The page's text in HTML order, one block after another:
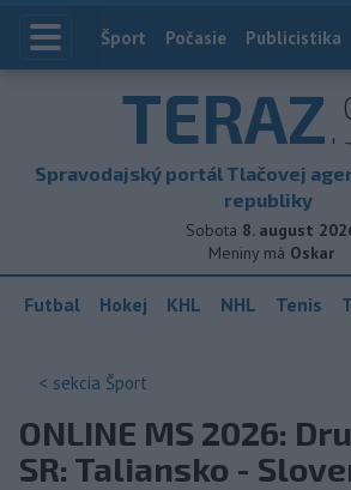
Index
Šport Počasie Publicistika
TERAZ
Spravodajský portál Tlačovej
republiky
Sobota 8. august
Meniny má Oskar
Futbal Hokej KHL NHL Tenis
< sekcia Šport
ONLINE MS 2026:
SR: Taliansko -